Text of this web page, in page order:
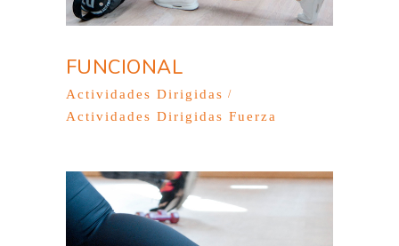
FUNCIONAL
Actividades Dirigidas
Actividades Dirigidas Fuerza